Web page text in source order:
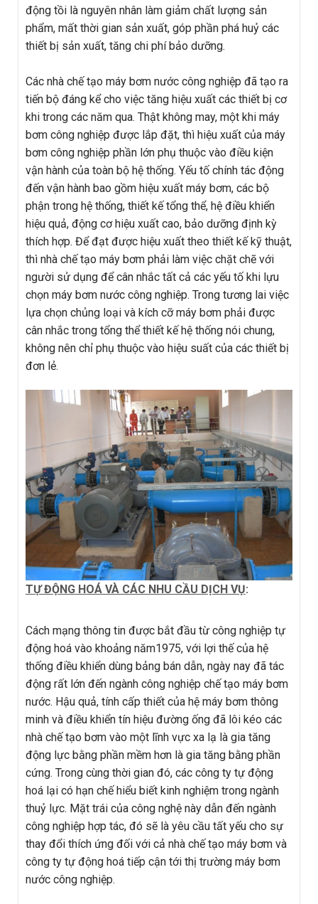
động tồi là nguyên nhân làm giảm chất lượng sản
phẩm, mất thời gian sản xuất, góp phần phá huỷ các
thiết bị sản xuất, tăng chi phí bảo dưỡng.
Các nhà chế tạo máy bơm nước công nghiệp đã tạo ra
tiến bộ đáng kể cho việc tăng hiệu xuất các thiết bị cơ
khi trong các năm qua. Thật không may, một khi máy
bơm công nghiệp được lắp đặt, thì hiệu xuất của máy
bơm công nghiệp phần lớn phụ thuộc vào điều kiện
vận hành của toàn bộ hệ thống. Yếu tố chính tác động
đến vận hành bao gồm hiệu xuất máy bơm, các bộ
phận trong hệ thống, thiết kế tổng thể, hệ điều khiển
hiệu quả, động cơ hiệu xuất cao, bảo dưỡng định kỳ
thích hợp. Để đạt được hiệu xuất theo thiết kế kỹ thuật,
thì nhà chế tạo máy bơm phải làm việc chặt chẽ với
người sử dụng để cân nhắc tất cả các yếu tố khi lựu
chọn máy bơm nước công nghiệp. Trong tương lai việc
lựa chọn chủng loại và kích cỡ máy bơm phải được
cân nhắc trong tổng thể thiết kế hệ thống nói chung,
không nên chỉ phụ thuộc vào hiệu suất của các thiết bị
đơn lẻ.
TỰ ĐỘNG HOÁ VÀ CÁC NHU CẦU DỊCH VỤ:
Cách mạng thông tin được bắt đầu từ công nghiệp tự
động hoá vào khoảng năm1975, với lợi thế của hệ
thống điều khiển dùng bảng bán dẫn, ngày nay đã tác
động rất lớn đến ngành công nghiệp chế tạo máy bơm
nước. Hậu quả, tính cấp thiết của hệ máy bơm thông
minh và điều khiển tín hiệu đường ống đã lôi kéo các
nhà chế tạo bơm vào một lĩnh vực xa lạ là gia tăng
động lực bằng phần mềm hơn là gia tăng bằng phần
cứng. Trong cùng thời gian đó, các công ty tự động
hoá lại có hạn chế hiểu biết kinh nghiệm trong ngành
thuỷ lực. Mặt trái của công nghệ này dẫn đến ngành
công nghiệp hợp tác, đó sẽ là yêu cầu tất yếu cho sự
thay đổi thích ứng đối với cả nhà chế tạo máy bơm và
công ty tự động hoá tiếp cận tới thị trường máy bơm
nước công nghiệp.